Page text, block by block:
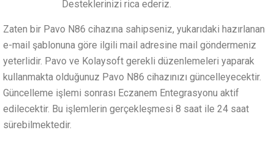
Desteklerinizi rica ederiz.
Zaten bir Pavo N86 cihazına sahipseniz, yukarıdaki hazırlanan
e-mail şablonuna göre ilgili mail adresine mail göndermeniz
yeterlidir. Pavo ve Kolaysoft gerekli düzenlemeleri yaparak
kullanmakta olduğunuz Pavo N86 cihazınızı güncelleyecektir.
Güncelleme işlemi sonrası Eczanem Entegrasyonu aktif
edilecektir. Bu işlemlerin gerçekleşmesi 8 saat ile 24 saat
sürebilmektedir.